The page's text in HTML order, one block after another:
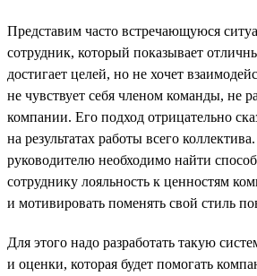
Представим часто встречающуюся
сотрудник, который показывает
достигает целей, но не хочет
не чувствует себя членом команды, не
компании. Его подход отрицательно
на результатах работы всего
руководителю необходимо найти
сотруднику лояльность к ценностям
и мотивировать поменять свой стиль
Для этого надо разработать такую
и оценки, которая будет помогать